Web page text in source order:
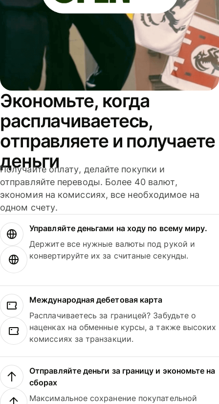
Экономьте, когда
расплачиваетесь,
отправляете и получаете
деньги
Получайте оплату, делайте покупки и
отправляйте переводы. Более 40 валют,
экономия на комиссиях, все необходимое на
одном счету.
Управляйте деньгами на ходу по всему миру.
Держите все нужные валюты под рукой и
конвертируйте их за считаные секунды.
Международная дебетовая карта
Расплачиваетесь за границей? Забудьте о
наценках на обменные курсы, а также высоких
комиссиях за транзакции.
Отправляйте деньги за границу и экономьте на
сборах
Максимальное сохранение покупательной